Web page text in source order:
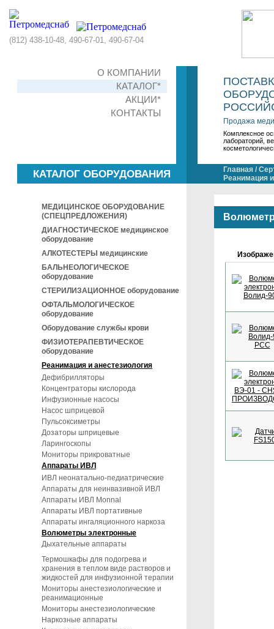
(812) 438-10-48, 490-67-01, 490-67-04
О КОМПАНИИ
КАТАЛОГ*
АКЦИИ*
КОНТАКТЫ
Продажа
Комплексное
лабораторий,
КАТАЛОГ ОБОРУДОВАНИЯ
МЕДИЦИНСКОЕ ОБОРУДОВАНИЕ
(СПЕЦПРЕДЛОЖЕНИЯ)
ДИАГНОСТИЧЕСКОЕ медицинское
оборудование
АЛКОТЕСТЕРЫ медицинские
БАЛЬНЕОЛОГИЧЕСКОЕ
оборудование
СТЕРИЛИЗАЦИОННОЕ оборудование
ОФТАЛЬМОЛОГИЧЕСКОЕ
оборудование
Оборудование службы крови
ФИЗИОТЕРАПЕВТИЧЕСКОЕ
оборудование
Реанимация и анестезиология
Дефибрилляторы
Концентраторы кислорода
Инфузионные насосы
Насос шприцевой
Пульсоксиметры
Дозаторы шприцевые
Ларингоскопы
Мониторы прикроватные
Аппараты ИВЛ
ИВЛ неонатально-педиатрические
Аппараты для неинвазивной ИВЛ
Аппараты ИВЛ Monnal
Аппараты ИВЛ портативные
Аппараты ингаляционного наркоза
Волюметры электронные
Дыхательные аппараты
Термошкафы для подогрева и
хранения в теплом виде растворов и
жидкостей для инфузионной терапии
Мониторы анестезиологические и
реанимационные
Мониторы анестезиологические
Наркозные аппараты
Главная /
Реанимация